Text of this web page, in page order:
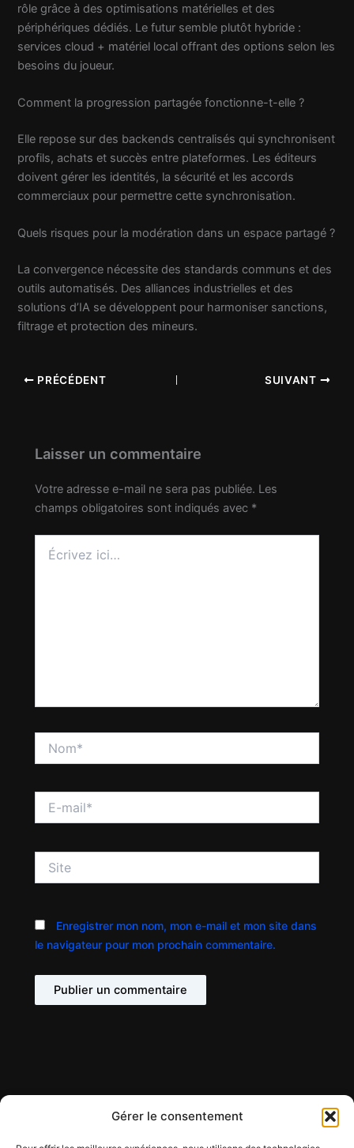
Gérer le consentement
rôle grâce à des optimisations matérielles et des
périphériques dédiés. Le futur semble plutôt hybride :
services cloud + matériel local offrant des options selon les
besoins du joueur.
Comment la progression partagée fonctionne-t-elle ?
Elle repose sur des backends centralisés qui synchronisent
profils, achats et succès entre plateformes. Les éditeurs
doivent gérer les identités, la sécurité et les accords
commerciaux pour permettre cette synchronisation.
Quels risques pour la modération dans un espace partagé ?
La convergence nécessite des standards communs et des
outils automatisés. Des alliances industrielles et des
solutions d’IA se développent pour harmoniser sanctions,
filtrage et protection des mineurs.
PRÉCÉDENT SUIVANT
Laisser un commentaire
Votre adresse e-mail ne sera pas publiée. Les
champs obligatoires sont indiqués avec *
ici…
mail*
Enregistrer mon nom, mon e-mail et mon site dans
le navigateur pour mon prochain commentaire.